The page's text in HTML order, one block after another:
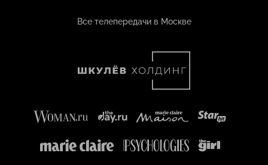
Все телепередачи в Москве